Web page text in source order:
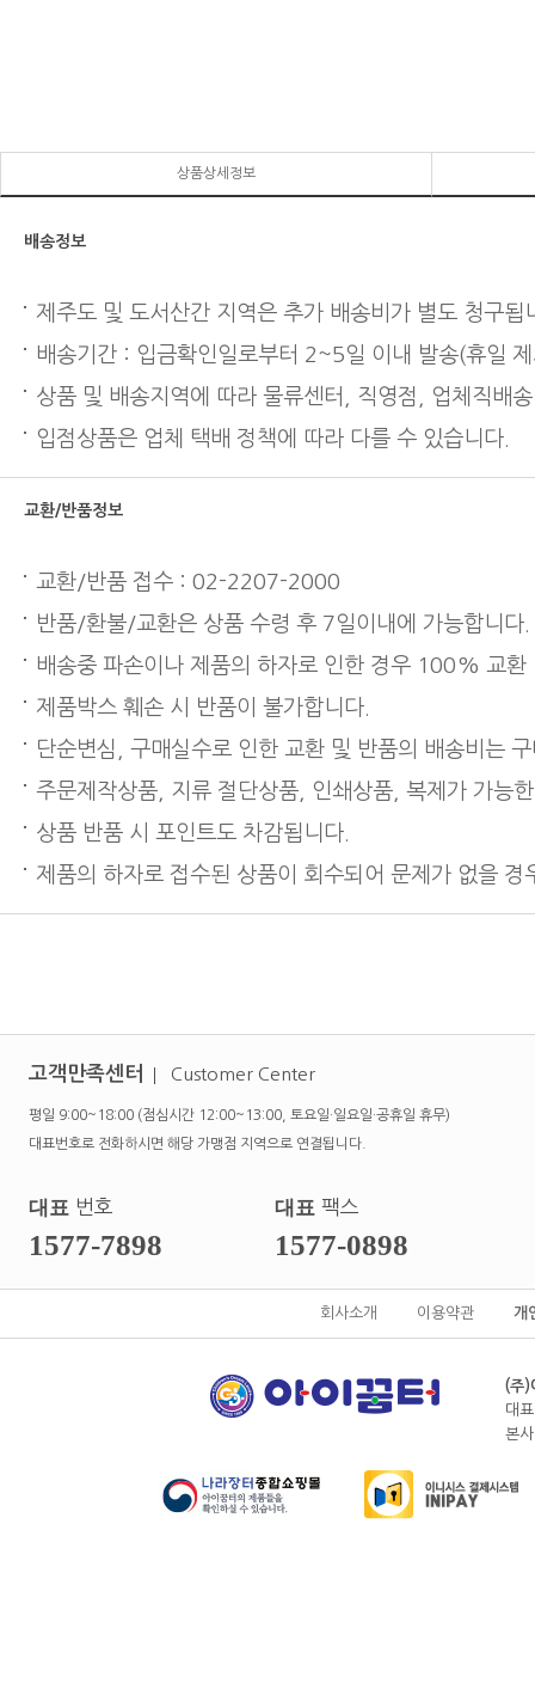
상품상세정보
배송정보
제주도 및 도서산간 지역은 추가 배송비가 별도 청구됩
배송기간 : 입금확인일로부터 2~5일 이내 발송(휴일
상품 및 배송지역에 따라 물류센터, 직영점, 업체직배
입점상품은 업체 택배 정책에 따라 다를 수 있습니다.
교환/반품정보
교환/반품 접수 : 02-2207-2000
반품/환불/교환은 상품 수령 후 7일이내에 가능합니다.
배송중 파손이나 제품의 하자로 인한 경우 100% 교환
제품박스 훼손 시 반품이 불가합니다.
단순변심, 구매실수로 인한 교환 및 반품의 배송비는
주문제작상품, 지류 절단상품, 인쇄상품, 복제가 가능
상품 반품 시 포인트도 차감됩니다.
제품의 하자로 접수된 상품이 회수되어 문제가 없을
고객만족센터 Customer Center
평일 9:00~18:00 (점심시간 12:00~13:00, 토요일·일요일·공휴일 휴무)
대표번호로 전화하시면 해당 가맹점 지역으로 연결됩니다.
대표 번호
1577-7898
대표 팩스
1577-0898
회사소개 이용약관 개
(주)
대
본